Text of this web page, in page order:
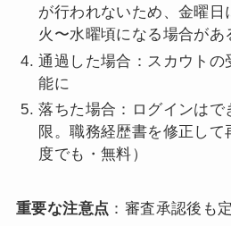
が行われないため、金曜日
火〜水曜頃になる場合があ
通過した場合：スカウト
能に
落ちた場合：ログインはで
限。職務経歴書を修正し
度でも・無料）
重要な注意点 ：審査承認後も